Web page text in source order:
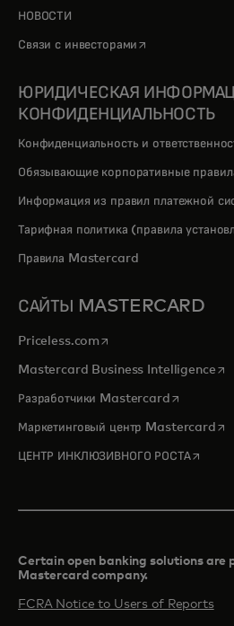
НОВОСТИ
Связи с инвесторами opens in a new
ЮРИДИЧЕСКАЯ
КОНФИДЕНЦИАЛЬНОСТЬ
Конфиденциальность и
Обязывающие корпоративные
Информация из правил платежной
Тарифная политика (правила
Правила Mastercard
САЙТЫ MASTERCARD
Priceless.com opens in a new tab
Mastercard Business Intelligence
Разработчики Mastercardopens in a
Маркетинговый центр Mastercard
ЦЕНТР ИНКЛЮЗИВНОГО РОСТАopens
Certain open banking solutions are
Mastercard company.​
FCRA Notice to Users of Reports